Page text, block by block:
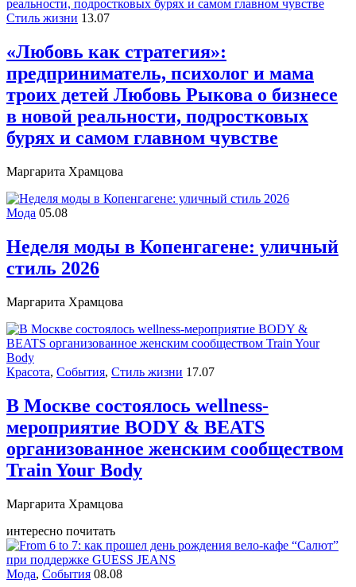
Стиль жизни 13.07
«Любовь как стратегия»:
предприниматель, психолог и мама
троих детей Любовь Рыкова о бизнесе
в новой реальности, подростковых
бурях и самом главном чувстве
Маргарита Храмцова
Мода 05.08
Неделя моды в Копенгагене: уличный
стиль 2026
Маргарита Храмцова
Красота, События, Стиль жизни 17.07
В Москве состоялось wellness-
мероприятие BODY & BEATS
организованное женским сообществом
Train Your Body
Маргарита Храмцова
интересно почитать
Мода, События 08.08